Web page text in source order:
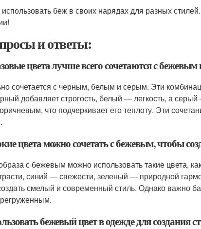
беж в своих нарядах для разных
и ответы:
цвета лучше всего сочетаются с бежевым
сочетается с черным, белым и серым. Эти
добавляет строгость, белый — легкость, а
что подчеркивает его теплоту. Эти
цвета можно сочетать с бежевым, чтобы
с бежевым можно использовать такие цвета,
синий — свежести, зеленый — природной
смелый и современный стиль. Однако важно
бежевый цвет в одежде для создания